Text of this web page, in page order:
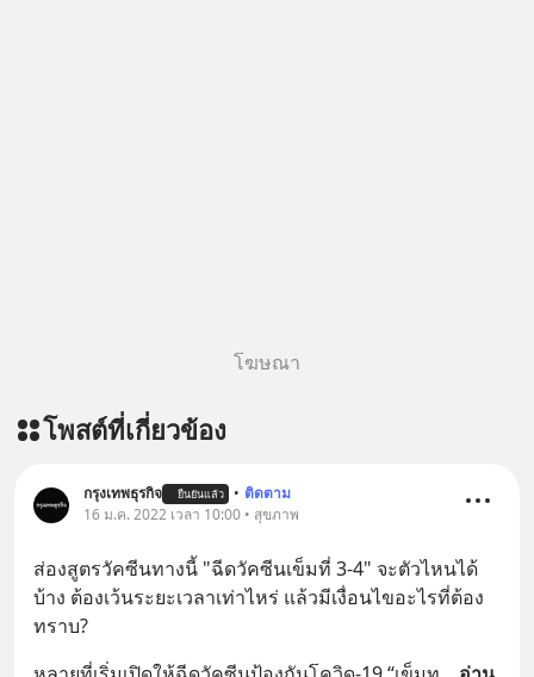
โฆษณา
โพสต์ที่เกี่ยวข้อง
กรุงเทพธุรกิจ ยืนยันแล้ว • ติดตาม
16 ม.ค. 2022 เวลา 10:00 • สุขภาพ
ส่องสูตรวัคซีนทางนี้ "ฉีดวัคซีนเข็มที่ 3-4" จะตัวไหนได้
บ้าง ต้องเว้นระยะเวลาเท่าไหร่ แล้วมีเงื่อนไขอะไรที่ต้อง
ทราบ?